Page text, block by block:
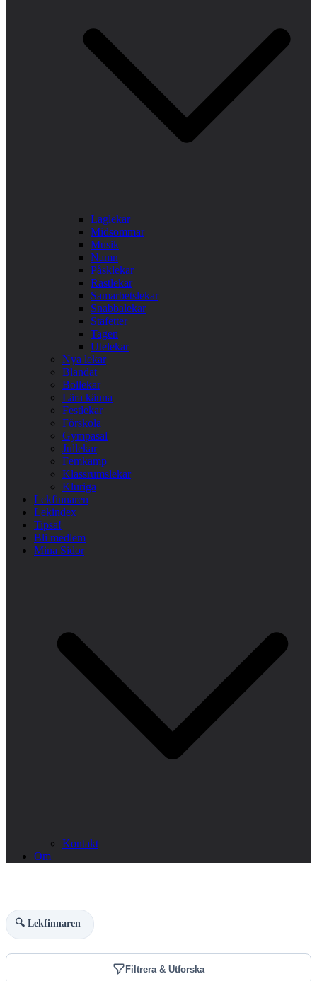
Laglekar
Midsommar
Musik
Namn
Påsklekar
Rastlekar
Samarbetslekar
Snabbalekar
Stafetter
Tagen
Utelekar
Nya lekar
Blandat
Bollekar
Lära känna
Festlekar
Förskola
Gympasal
Jullekar
Femkamp
Klassrumslekar
Kluriga
Lekfinnaren
Lekindex
Tipsa!
Bli medlem
Mina Sidor
Kontakt
Om
🔍 Lekfinnaren
Filtrera & Utforska